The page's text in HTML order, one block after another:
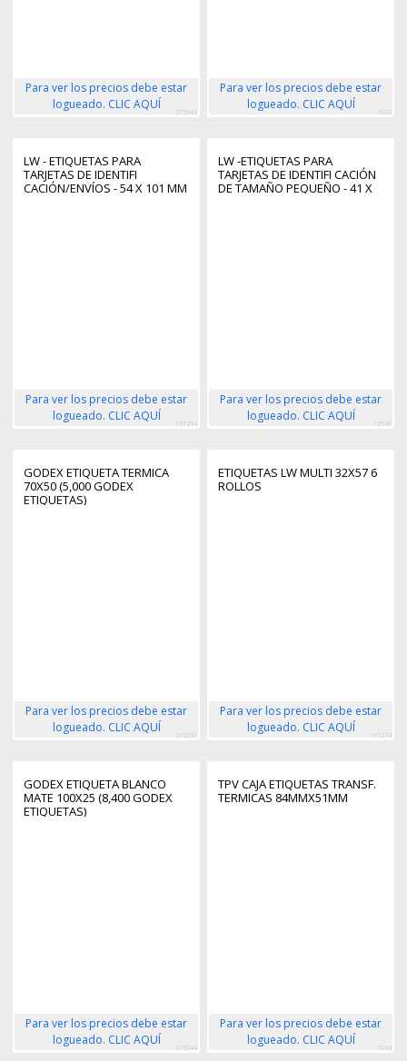
Para ver los precios debe estar
logueado. CLIC AQUÍ
315043
Para ver los precios debe estar
logueado. CLIC AQUÍ
7033
LW - ETIQUETAS PARA
TARJETAS DE IDENTIFI
CACIÓN/ENVÍOS - 54 X 101 MM
Para ver los precios debe estar
logueado. CLIC AQUÍ
161294
LW -ETIQUETAS PARA
TARJETAS DE IDENTIFI CACIÓN
DE TAMAÑO PEQUEÑO - 41 X
Para ver los precios debe estar
logueado. CLIC AQUÍ
13541
GODEX ETIQUETA TERMICA
70X50 (5,000 GODEX
ETIQUETAS)
Para ver los precios debe estar
logueado. CLIC AQUÍ
315031
ETIQUETAS LW MULTI 32X57 6
ROLLOS
Para ver los precios debe estar
logueado. CLIC AQUÍ
161274
GODEX ETIQUETA BLANCO
MATE 100X25 (8,400 GODEX
ETIQUETAS)
Para ver los precios debe estar
logueado. CLIC AQUÍ
315044
TPV CAJA ETIQUETAS TRANSF.
TERMICAS 84MMX51MM
Para ver los precios debe estar
logueado. CLIC AQUÍ
7034